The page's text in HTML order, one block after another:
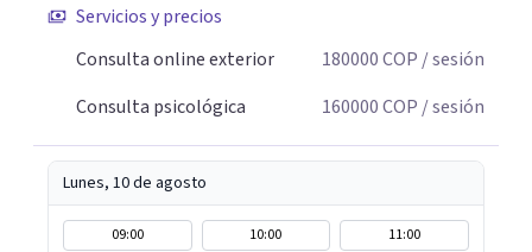
Servicios y precios
Consulta online exterior
180000COP / sesión
Consulta psicológica
160000COP / sesión
Lunes, 10 de agosto
09:00 10:00 11:00